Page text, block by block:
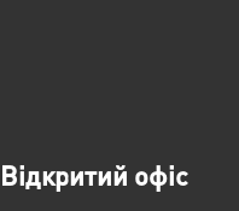
Відкритий офіс